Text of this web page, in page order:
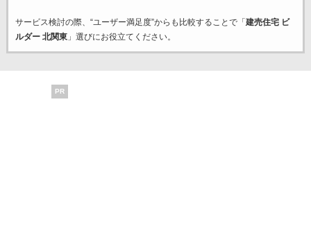
サービス検討の際、“ユーザー満足度”からも比較することで「 建売住宅 ビ
ルダー 北関東」選びにお役立てください。
PR